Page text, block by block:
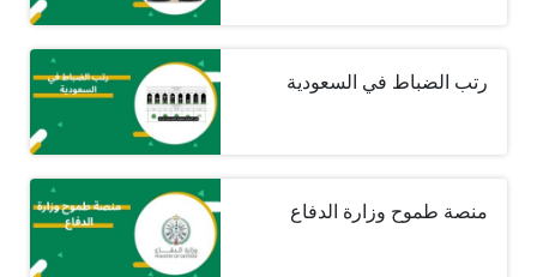
رتب الضباط في السعودية
منصة طموح وزارة الدفاع